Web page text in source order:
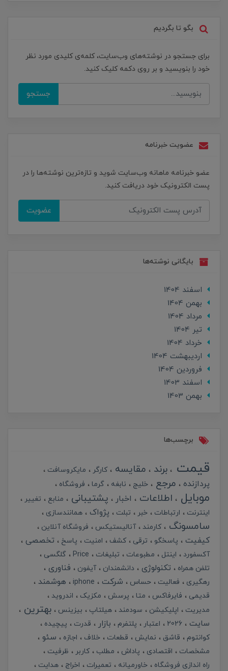
بگو تا بگردیم
برای جستجو در نوشته‌های وب‌سایت، کلمه‌ی کلیدی مورد نظر
خود را بنویسید و بر روی دکمه کلیک کنید.
جستجو
عضویت خبرنامه
عضو خبرنامه ماهانه وب‌سایت شوید و تازه‌ترین نوشته‌ها را در
پست الکترونیک خود دریافت کنید.
عضویت
بایگانی نوشته‌ها
اسفند 1404
بهمن 1404
مرداد 1404
تير 1404
خرداد 1404
ارديبهشت 1404
فروردین 1404
اسفند 1403
بهمن 1403
برچسب‌ها
قیمت برند مقایسه کارگر مایکروسافت
پردازنده مرجع خلیج نابغه گرما فروشگاه
موبایل اطلاعات اخبار پشتیبانی منابع
تغییر
اینترنت
ارتباطات خبر تبلت پژواک همانندسازی
سامسونگ کارمند آنالیستیکس فروشگاه آنلاین
کیفیت پاسخگو ترقی کشف امنیت پاسخ تخصصی
آکسفورد اینتل مطبوعات تبلیغات Price
گلگسی
تلفن همراه
تکنولوژی دانشمندان آیفون فناوری
رهگیری فعالیت حساس شرکت iphone هوشمند
قدیمی فایرفاکس متا پرسش مکزیک
اندروید
مدیریت
اپلیکیشن سودمند هیلتاپ بیزینس بهترین
سایت 2026 اعتبار پلتفرم بازار قدرت
پیچیده
کوانتوم
قاشق نمایش قطعات خلاف اجازه سئو
مشخصات اقتصادی پاداش مطلب کاربر
ظرفیت
راه اندازی فروشگاه
خاورمیانه تعمیرات اخراج
هدایت